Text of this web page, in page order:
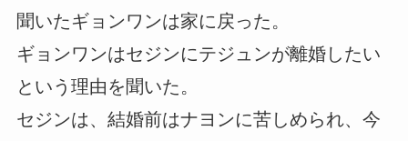
聞いたギョンワンは家に戻った。
ギョンワンはセジンにテジュンが離婚したい
という理由を聞いた。
セジンは、結婚前はナヨンに苦しめられ、今